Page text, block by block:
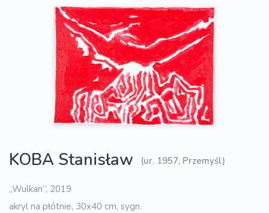
KOBA Stanisław (ur. 1957, Przemyśl)
„Wulkan”, 2019
akryl na płótnie, 30x40 cm, sygn.